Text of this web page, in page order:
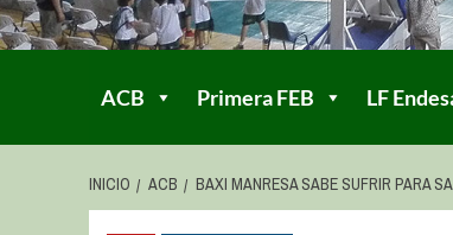
ACB Primera FEB LF
INICIO ACB BAXI MANRESA SABE SUFRIR PARA